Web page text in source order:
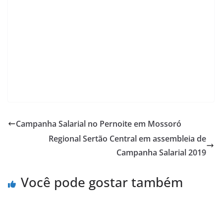
Campanha Salarial no Pernoite em Mossoró
Regional Sertão Central em assembleia de
Campanha Salarial 2019
Você pode gostar também